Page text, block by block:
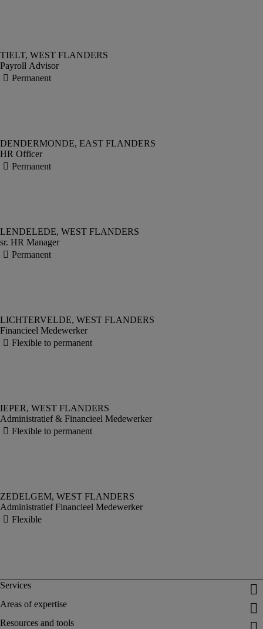
Payroll Advisor
HR Officer
sr. HR Manager
Financieel Medewerker
Administratief & Financieel Medewerker
Administratief Financieel Medewerker